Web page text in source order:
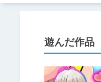
遊んだ作品